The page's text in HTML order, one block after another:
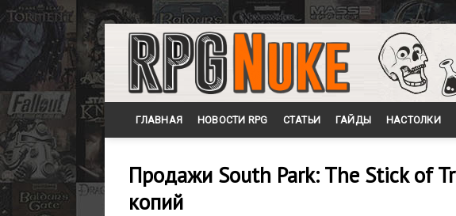
Skip
content
ГЛАВНАЯ НОВОСТИ RPG СТАТЬИ ГАЙДЫ НАСТОЛКИ
Продажи South Park: The Stick of
копий